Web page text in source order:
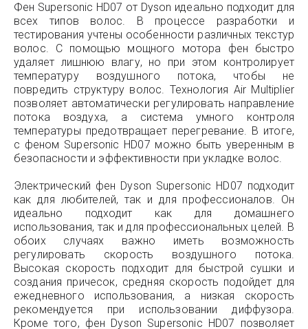
Фен Supersonic HD07 от Dyson идеально подходит для
всех типов волос. В процессе разработки и
тестирования учтены особенности различных текстур
волос. С помощью мощного мотора фен быстро
удаляет лишнюю влагу, но при этом контролирует
температуру воздушного потока, чтобы не
повредить структуру волос. Технология Air Multiplier
позволяет автоматически регулировать направление
потока воздуха, а система умного контроля
температуры предотвращает перегревание. В итоге,
с феном Supersonic HD07 можно быть уверенным в
безопасности и эффективности при укладке волос.
Электрический фен Dyson Supersonic HD07 подходит
как для любителей, так и для профессионалов. Он
идеально подходит как для домашнего
использования, так и для профессиональных целей. В
обоих случаях важно иметь возможность
регулировать скорость воздушного потока.
Высокая скорость подходит для быстрой сушки и
создания причесок, средняя скорость подойдет для
ежедневного использования, а низкая скорость
рекомендуется при использовании диффузора.
Кроме того, фен Dyson Supersonic HD07 позволяет